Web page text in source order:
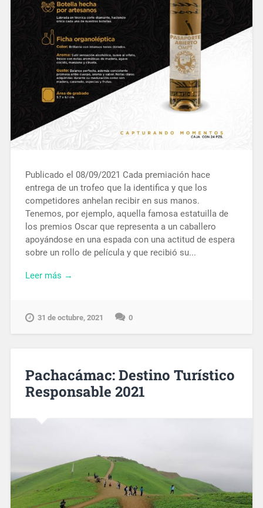
Publicado el 08/09/2021 Cada premiación hace
entrega de un trofeo que la identifica y que los
competidores anhelan recibir en sus manos.
Tenemos, por ejemplo, aquella famosa estatuilla de
los premios Oscar que representa a un caballero
apoyándose en una espada con una actitud de espera
sobre un rollo de película y que recibió su...
Leer más →
31 de octubre, 2021 0
Pachacámac: Destino Turístico
Responsable 2021